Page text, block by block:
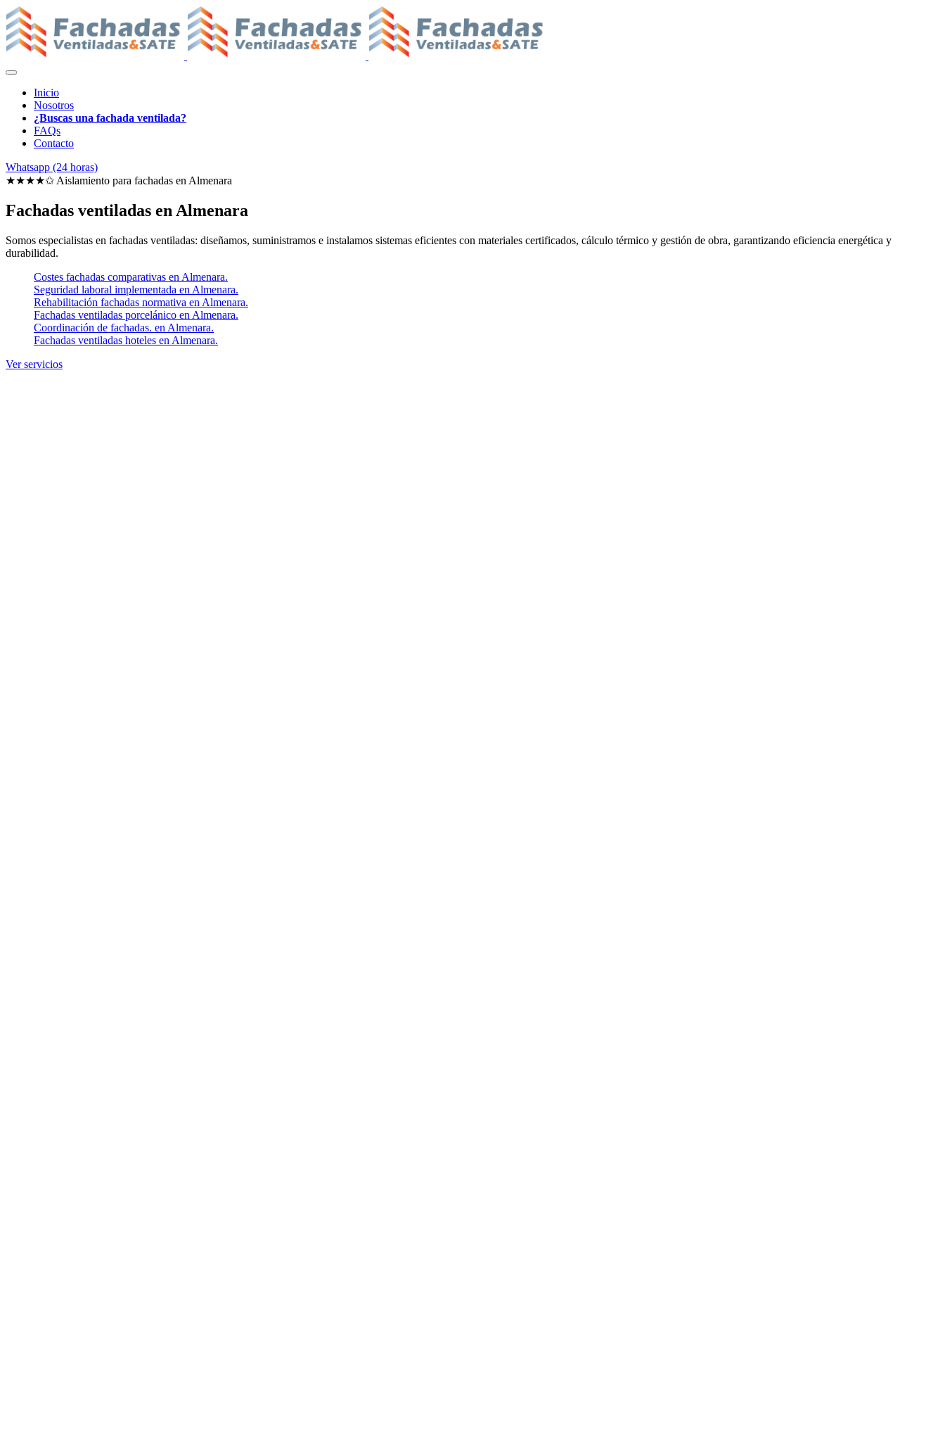
Inicio
Nosotros
¿Buscas una fachada ventilada?
FAQs
Contacto
Whatsapp (24 horas)
★★★★✩ Aislamiento para fachadas en Almenara
Fachadas ventiladas en Almenara
Somos especialistas en fachadas ventiladas: diseñamos, suministramos e instalamos sistemas eficientes con materiales certificados, cálculo térmico y gestión de obra, garantizando eficiencia energética y
durabilidad.
Costes fachadas comparativas en Almenara.
Seguridad laboral implementada en Almenara.
Rehabilitación fachadas normativa en Almenara.
Fachadas ventiladas porcelánico en Almenara.
Coordinación de fachadas. en Almenara.
Fachadas ventiladas hoteles en Almenara.
Ver servicios